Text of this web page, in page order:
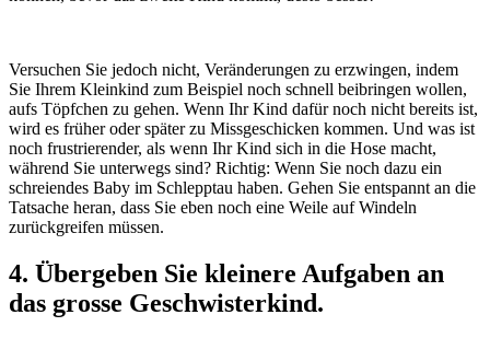
Versuchen Sie jedoch nicht, Veränderungen zu erzwingen, indem
Sie Ihrem Kleinkind zum Beispiel noch schnell beibringen wollen,
aufs Töpfchen zu gehen. Wenn Ihr Kind dafür noch nicht bereits ist,
wird es früher oder später zu Missgeschicken kommen. Und was ist
noch frustrierender, als wenn Ihr Kind sich in die Hose macht,
während Sie unterwegs sind? Richtig: Wenn Sie noch dazu ein
schreiendes Baby im Schlepptau haben. Gehen Sie entspannt an die
Tatsache heran, dass Sie eben noch eine Weile auf Windeln
zurückgreifen müssen.
4. Übergeben Sie kleinere Aufgaben an
das grosse Geschwisterkind.